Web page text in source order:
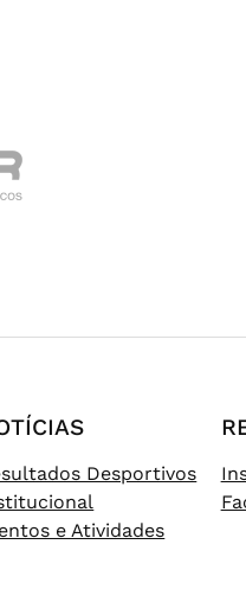
Desportivos
e Atividades